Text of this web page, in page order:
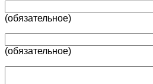
(обязательное)
(обязательное)